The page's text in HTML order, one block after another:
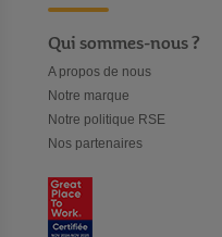
Qui sommes-nous ?
A propos de nous
Notre marque
Notre politique RSE
Nos partenaires